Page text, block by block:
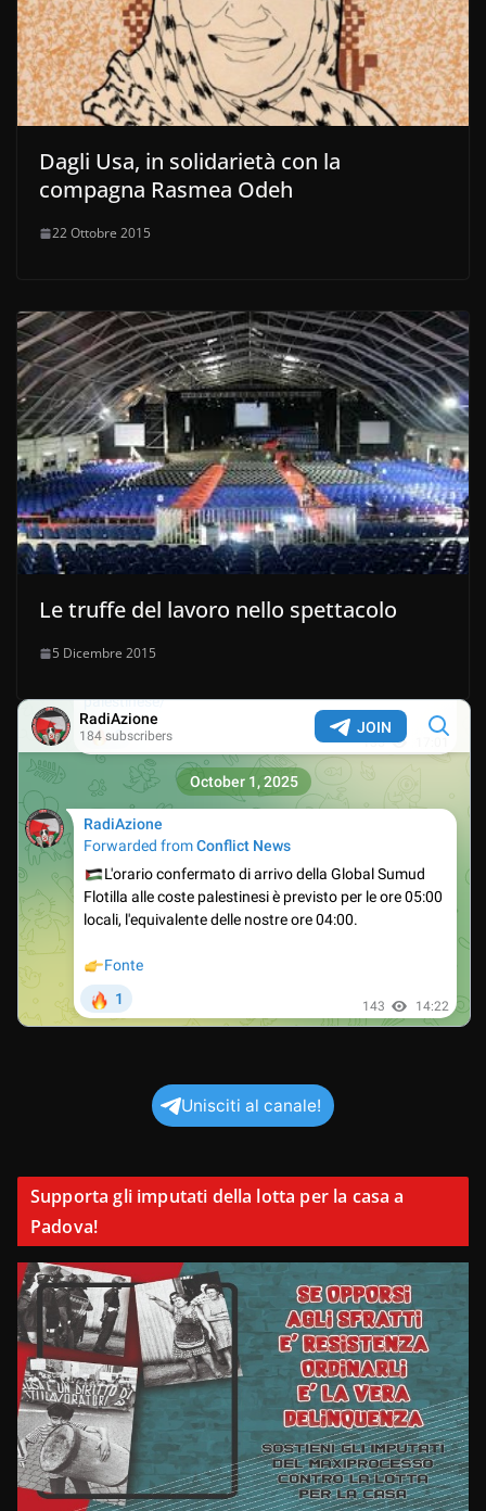
Dagli Usa, in solidarietà con la
compagna Rasmea Odeh
22 Ottobre 2015
Le truffe del lavoro nello spettacolo
5 Dicembre 2015
Unisciti al canale!
Supporta gli imputati della lotta per la casa a
Padova!